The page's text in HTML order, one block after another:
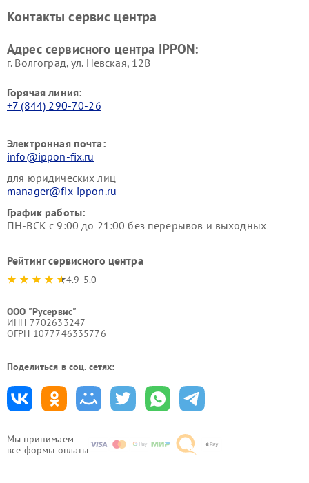
Мы принимаем
все формы оплаты
Контакты сервис центра
Адрес сервисного центра IPPON:
г. Волгоград, ул. Невская, 12В
Горячая линия:
+7 (844) 290-70-26
Электронная почта:
info@ippon-fix.ru
для юридических лиц
manager@fix-ippon.ru
График работы:
ПН-ВСК с 9:00 до 21:00 без перерывов и выходных
Рейтинг сервисного центра
4.9-5.0
ООО "Русервис"
ИНН 7702633247
ОГРН 1077746335776
Поделиться в соц. сетях: